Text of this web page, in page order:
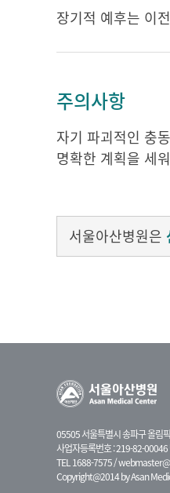
장기적 예후는 이
주의사항
자기 파괴적인 충
명확한 계획을 세
서울아산병원은
05505 서울특별시 송파구 올림
사업자등록번호 : 219-82-00046
TEL 1688-7575 /
Copyright@2014 by Asan